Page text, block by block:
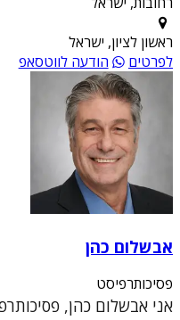
ראשון לציון, ישראל
לפרטים
הודעה לווטסאפ
אבשלום כהן
פסיכותרפיסט
אני אבשלום כהן,